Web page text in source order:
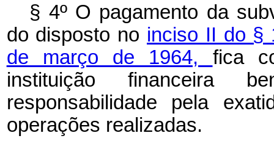
§ 4º O pagamento da
do disposto no inciso II do §
de março de 1964, fica
instituição financeira
responsabilidade pela
operações realizadas.